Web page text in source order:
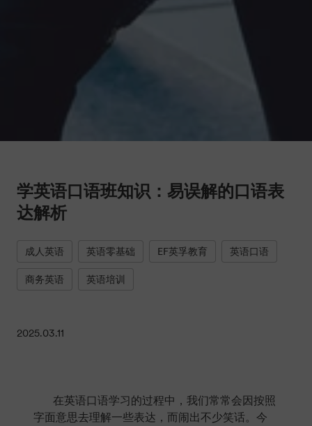
学英语口语班知识：易误解的口语表
达解析
成人英语 英语零基础 EF英孚教育
英语口语
商务英语
英语培训
2025.03.11
在英语口语学习的过程中，我们常常会因按照
字面意思去理解一些表达，而闹出不少笑话。今